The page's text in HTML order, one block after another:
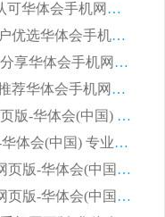
选购 RCT 永磁磁力滚筒怎么选?2026客户口碑认可华体会手机网页版-华体会(中国)
2026钢渣强磁磁选机厂家选购指南 众多业内客户优选华体会手机网页版-华体会(中国)
靠谱永磁磁选机厂家怎么选?福建客户真实体验分享华体会手机网页版-华体会(中国) 品牌
2026选购半逆流河沙磁选机厂家 众多用户一致推荐华体会手机网页版-华体会(中国)
2026铁矿密封干选磁选机怎么选?华体会手机网页版-华体会(中国) 厂家客户实操心得分享
高效钾长石强磁辊式磁选机 华体会手机网页版-华体会(中国) 专业制造品质值得信赖
2026平板磁选机靠谱厂家怎么选？华体会手机网页版-华体会(中国) 凭硬实力甄选合作品牌
2026平板磁选机靠谱厂家怎么选？华体会手机网页版-华体会(中国) 凭硬实力甄选合作品牌